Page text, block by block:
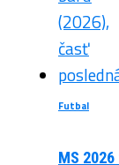
Futbal
MS